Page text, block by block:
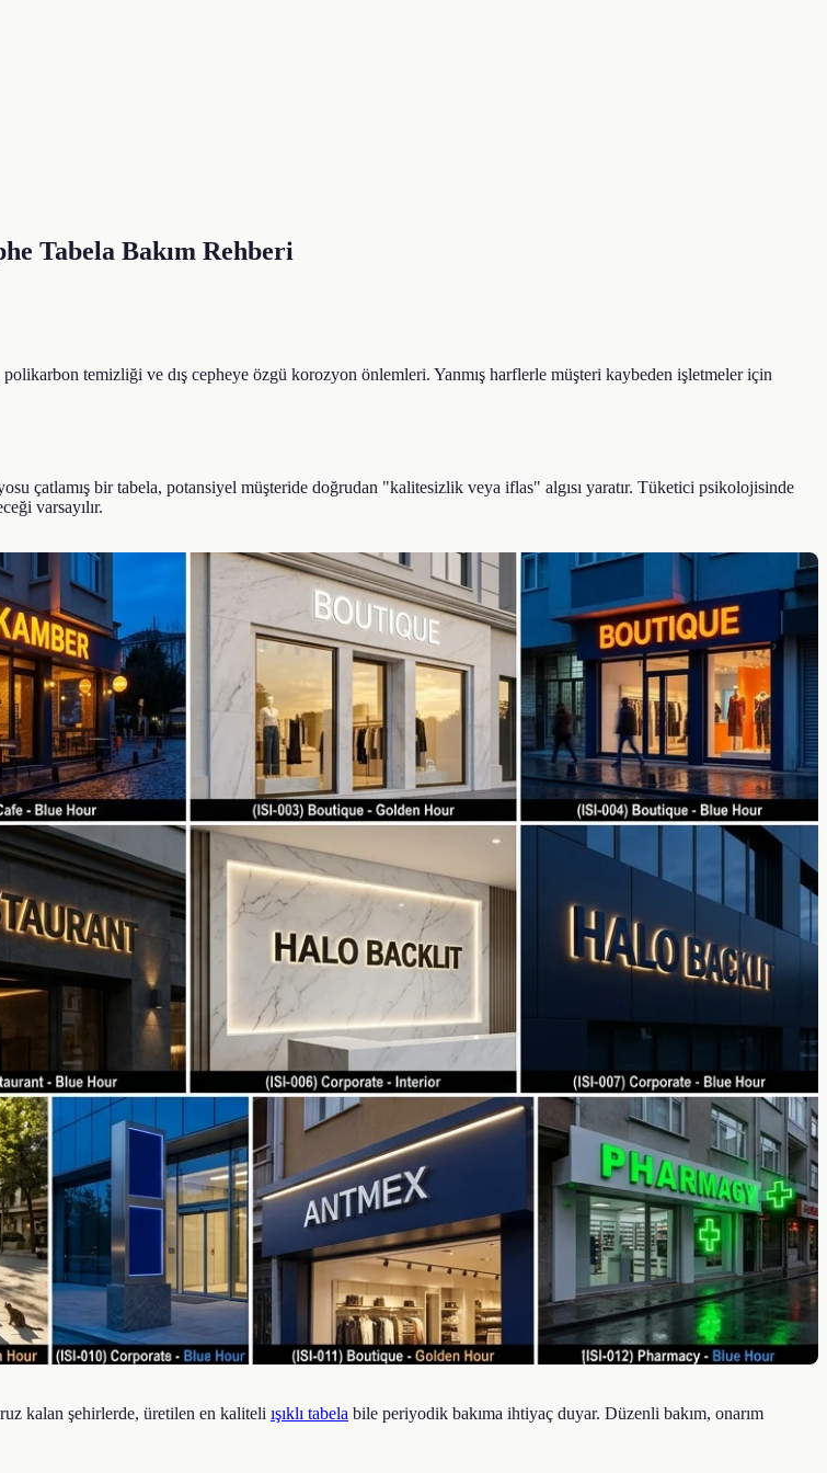
Tabela Bakım Rehberi
temizliği ve dış cepheye özgü korozyon önlemleri. Yanmış harflerle müşteri kaybeden işletmeler için
çatlamış bir tabela, potansiyel müşteride doğrudan "kalitesizlik veya iflas" algısı yaratır. Tüketici psikolojisinde
varsayılır.
kalan şehirlerde, üretilen en kaliteli ışıklı tabela bile periyodik bakıma ihtiyaç duyar. Düzenli bakım, onarım